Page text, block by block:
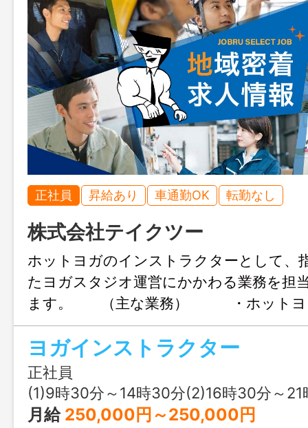
正社員 昇給あり 車通勤OK 転勤なし
株式会社テイクツー
ホットヨガのインストラクターとして、
たヨガスタジオ運営にかかわる業務を担
ます。 （主な業務） ・ホットヨ
付業務 ・スタジオ管理 ・会員
理 【変更範囲：会社の定める
ヨガインストラクター
正社員
(1)9時30分～14時30分(2)16時30分～21時30分又は 9時 30分 ～
月給 250,000円～250,000円